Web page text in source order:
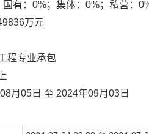
有：0%；集体：0%；私营：
万元
程专业承包
月05日 至 2024年09月03日